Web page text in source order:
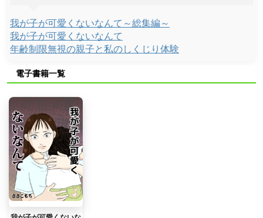
我が子が可愛くないなんて～総集編～
我が子が可愛くないなんて
年齢制限無視の親子と私のしくじり体験
電子書籍一覧